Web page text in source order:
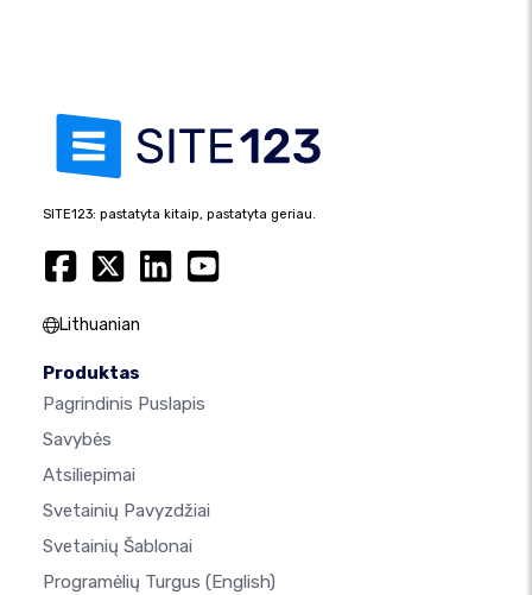
SITE123: pastatyta kitaip, pastatyta geriau.
Lithuanian
Produktas
Pagrindinis Puslapis
Savybės
Atsiliepimai
Svetainių Pavyzdžiai
Svetainių Šablonai
Programėlių Turgus (English)